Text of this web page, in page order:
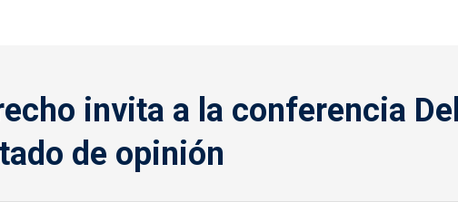
invita a la conferencia Del
de opinión